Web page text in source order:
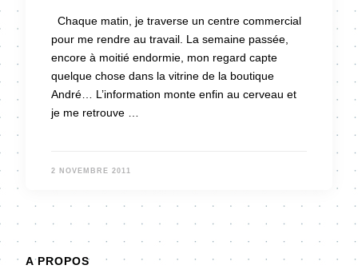
Chaque matin, je traverse un centre commercial
pour me rendre au travail. La semaine passée,
encore à moitié endormie, mon regard capte
quelque chose dans la vitrine de la boutique
André… L’information monte enfin au cerveau et
je me retrouve …
2 NOVEMBRE 2011
A PROPOS